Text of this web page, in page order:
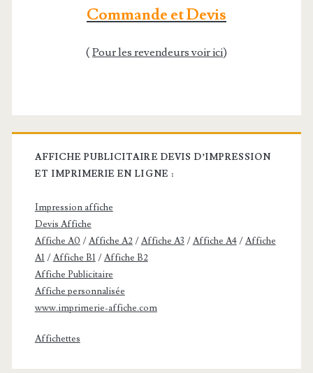
Commande et Devis
( Pour les revendeurs voir ici)
AFFICHE PUBLICITAIRE DEVIS D’IMPRESSION
ET IMPRIMERIE EN LIGNE :
Impression affiche
Devis Affiche
Affiche A0 /Affiche A2/Affiche A3 /Affiche A4/Affiche
A1 /Affiche B1 /Affiche B2
Affiche Publicitaire
Affiche personnalisée
www.imprimerie-affiche.com
Affichettes